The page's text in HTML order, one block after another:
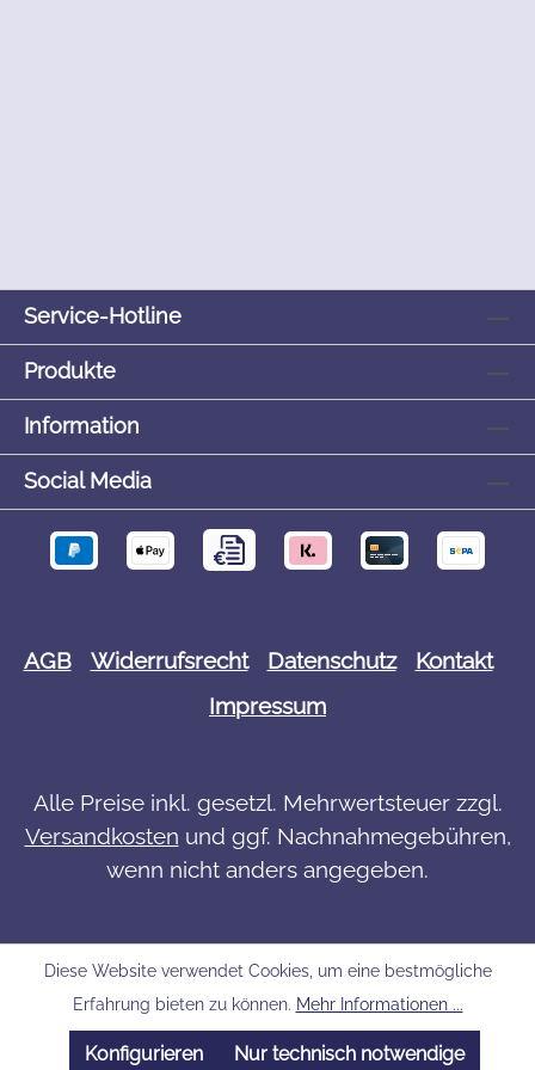
Service-Hotline
Produkte
Information
Social Media
AGB Widerrufsrecht Datenschutz
Kontakt
Impressum
Alle Preise inkl. gesetzl. Mehrwertsteuer zzgl.
Versandkosten und ggf. Nachnahmegebühren,
wenn nicht anders angegeben.
Diese Website verwendet Cookies, um eine bestmögliche
Erfahrung bieten zu können. Mehr Informationen ...
Nur technisch notwendige
Konfigurieren